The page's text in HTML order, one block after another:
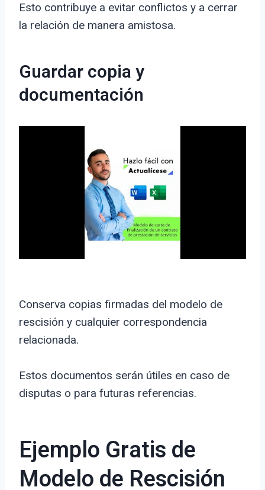
Esto contribuye a evitar conflictos y a cerrar
la relación de manera amistosa.
Guardar copia y
documentación
Conserva copias firmadas del modelo de
rescisión y cualquier correspondencia
relacionada.
Estos documentos serán útiles en caso de
disputas o para futuras referencias.
Ejemplo Gratis de
Modelo de Rescisión